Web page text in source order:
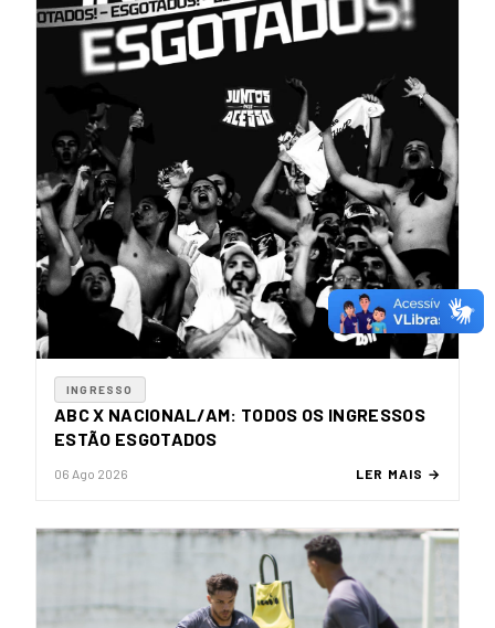
INGRESSO
ABC X NACIONAL/AM: TODOS OS INGRESSOS
ESTÃO ESGOTADOS
06 Ago 2026 LER MAIS →